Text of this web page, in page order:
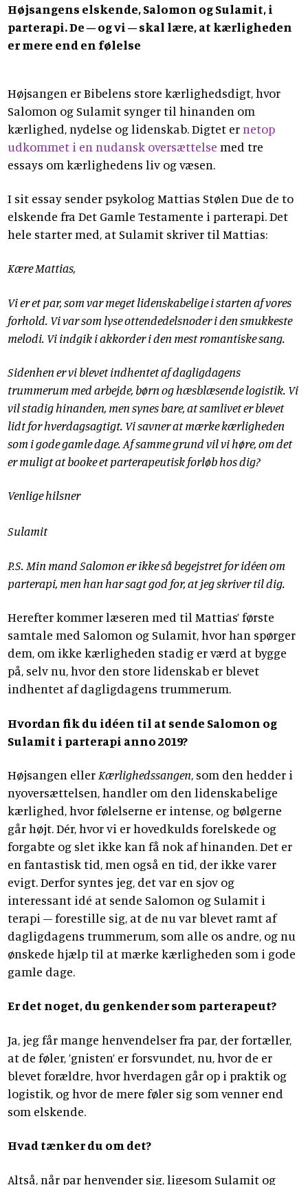
Højsangens elskende, Salomon og Sulamit, i
parterapi. De – og vi – skal lære, at kærligheden
er mere end en følelse
Højsangen er Bibelens store kærlighedsdigt, hvor
Salomon og Sulamit synger til hinanden om
kærlighed, nydelse og lidenskab. Digtet ernetop
udkommet i en nudansk oversættelse med tre
essays om kærlighedens liv og væsen.
I sit essay sender psykolog Mattias Stølen Due de to
elskende fra Det Gamle Testamente i parterapi. Det
hele starter med, at Sulamit skriver til Mattias:
Kære Mattias,
Vi er et par, som var meget lidenskabelige i starten af vores
forhold. Vi var som lyse ottendedelsnoder i den smukkeste
melodi. Vi indgik i akkorder i den mest romantiske sang.
Sidenhen er vi blevet indhentet af dagligdagens
trummerum med arbejde, børn og hæsblæsende logistik. Vi
vil stadig hinanden, men synes bare, at samlivet er blevet
lidt for hverdagsagtigt. Vi savner at mærke kærligheden
som i gode gamle dage. Af samme grund vil vi høre, om det
er muligt at booke et parterapeutisk forløb hos dig?
Venlige hilsner
Sulamit
P.S. Min mand Salomon er ikke så begejstret for idéen om
parterapi, men han har sagt god for, at jeg skriver til dig.
Herefter kommer læseren med til Mattias’ første
samtale med Salomon og Sulamit, hvor han spørger
dem, om ikke kærligheden stadig er værd at bygge
på, selv nu, hvor den store lidenskab er blevet
indhentet af dagligdagens trummerum.
Hvordan fik du idéen til at sende Salomon og
Sulamit i parterapi anno 2019?
Højsangen eller Kærlighedssangen, som den hedder i
nyoversættelsen, handler om den lidenskabelige
kærlighed, hvor følelserne er intense, og bølgerne
går højt. Dér, hvor vi er hovedkulds forelskede og
forgabte og slet ikke kan få nok af hinanden. Det er
en fantastisk tid, men også en tid, der ikke varer
evigt. Derfor syntes jeg, det var en sjov og
interessant idé at sende Salomon og Sulamit i
terapi – forestille sig, at de nu var blevet ramt af
dagligdagens trummerum, som alle os andre, og nu
ønskede hjælp til at mærke kærligheden som i gode
gamle dage.
Er det noget, du genkender som parterapeut?
Ja, jeg får mange henvendelser fra par, der fortæller,
at de føler, ’gnisten’ er forsvundet, nu, hvor de er
blevet forældre, hvor hverdagen går op i praktik og
logistik, og hvor de mere føler sig som venner end
som elskende.
Hvad tænker du om det?
Altså, når par henvender sig, ligesom Sulamit og